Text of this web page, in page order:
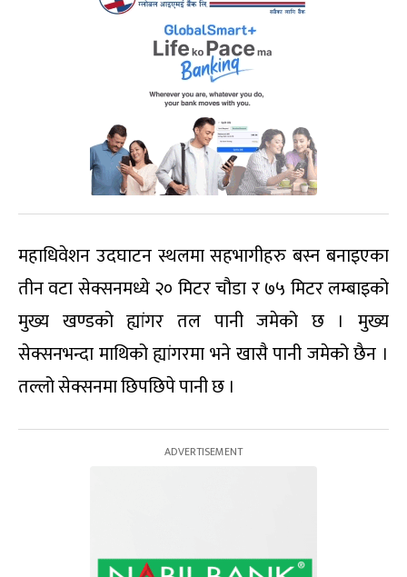
महाधिवेशन उदघाटन स्थलमा सहभागीहरु बस्न बनाइएका
तीन वटा सेक्सनमध्ये २० मिटर चौडा र ७५ मिटर लम्बाइको
मुख्य खण्डको ह्यांगर तल पानी जमेको छ । मुख्य
सेक्सनभन्दा माथिको ह्यांगरमा भने खासै पानी जमेको छैन ।
तल्लो सेक्सनमा छिपछिपे पानी छ ।